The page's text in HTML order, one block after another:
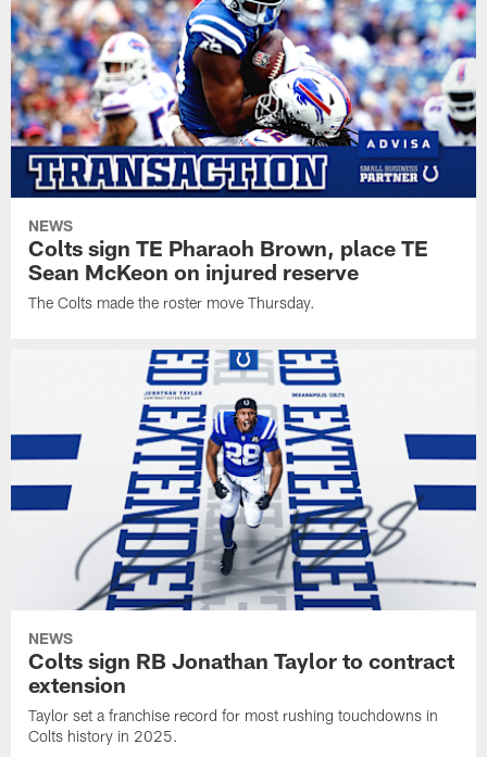
NEWS
Colts sign TE Pharaoh Brown, place TE
Sean McKeon on injured reserve
The Colts made the roster move Thursday.
NEWS
Colts sign RB Jonathan Taylor to contract
extension
Taylor set a franchise record for most rushing touchdowns in
Colts history in 2025.